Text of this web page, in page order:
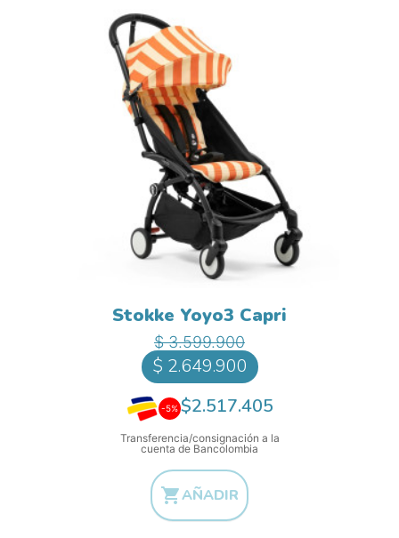
Stokke Yoyo3 Capri
Precio base
$ 3.599.900
$ 2.649.900
-5% $2.517.405
Transferencia/consignación a la
cuenta de Bancolombia
AÑADIR